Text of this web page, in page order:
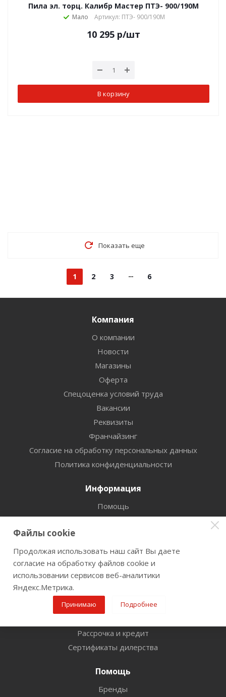
Пила эл. торц. Калибр Мастер ПТЭ- 900/190М
Мало Артикул: ПТЭ- 900/190М
10 295 р/шт
В корзину
Показать еще
1 2 3 6
Компания
О компании
Новости
Магазины
Оферта
Спецоценка условий труда
Вакансии
Реквизиты
Франчайзинг
Согласие на обработку персональных данных
Политика конфиденциальности
Информация
Помощь
Прокат Инструмента
Гарантия на товар
Условия возврата
Корпоративный отдел
Оптовый отдел
Рассрочка и кредит
Сертификаты дилерства
Помощь
Бренды
Файлы cookie
Продолжая использовать наш сайт Вы даете
согласие на обработку файлов cookie и
использовании сервисов веб-аналитики
Яндекс.Метрика.
Принимаю Подробнее